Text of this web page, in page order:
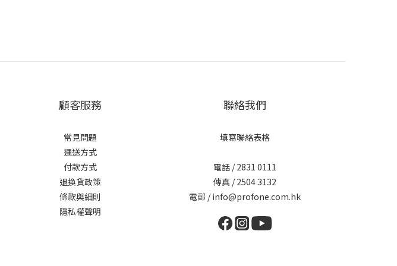
顧客服務
常見問題
運送方式
付款方式
退換貨政策
條款與細則
隱私權聲明
聯絡我們
填寫聯絡表格
電話 / 2831 0111
傳真 / 2504 3132
電郵 / info@profone.com.hk